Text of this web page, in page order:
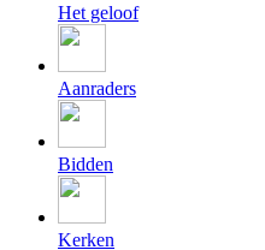
Het geloof
Aanraders
Bidden
Kerken